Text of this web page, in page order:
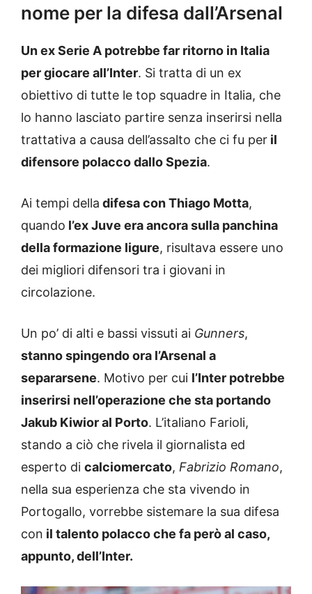
nome per la difesa dall’Arsenal
Un ex Serie A potrebbe far ritorno in Italia
per giocare all’Inter. Si tratta di un ex
obiettivo di tutte le top squadre in Italia, che
lo hanno lasciato partire senza inserirsi nella
trattativa a causa dell’assalto che ci fu per il
difensore polacco dallo Spezia.
Ai tempi della difesa con Thiago Motta,
quando l’ex Juve era ancora sulla panchina
della formazione ligure, risultava essere uno
dei migliori difensori tra i giovani in
circolazione.
Un po’ di alti e bassi vissuti ai Gunners,
stanno spingendo ora l’Arsenal a
separarsene. Motivo per cui l’Inter potrebbe
inserirsi nell’operazione che sta portando
Jakub Kiwior al Porto. L’italiano Farioli,
stando a ciò che rivela il giornalista ed
esperto di calciomercato, Fabrizio Romano,
nella sua esperienza che sta vivendo in
Portogallo, vorrebbe sistemare la sua difesa
con il talento polacco che fa però al caso,
appunto, dell’Inter.